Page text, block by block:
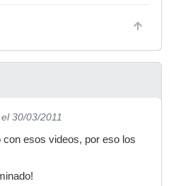
el 30/03/2011
esos videos, por eso los